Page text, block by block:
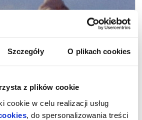
Szczegóły O plikach cookies
z plików cookie
cookie w celu realizacji usług
, do spersonalizowania treści